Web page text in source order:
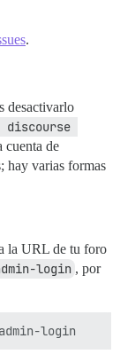
.
desactivarlo
discourse
cuenta de
hay varias formas
la URL de tu foro
login , por